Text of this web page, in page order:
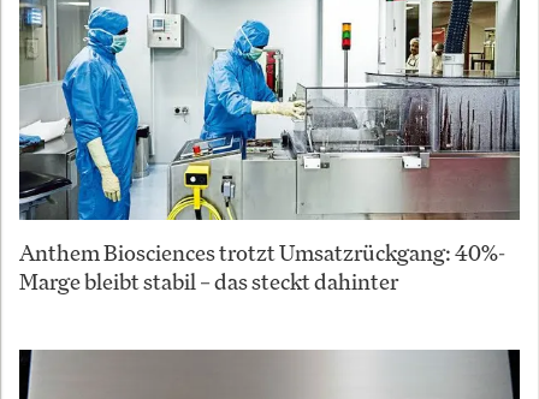
Anthem Biosciences trotzt Umsatzrückgang: 40%-
Marge bleibt stabil – das steckt dahinter